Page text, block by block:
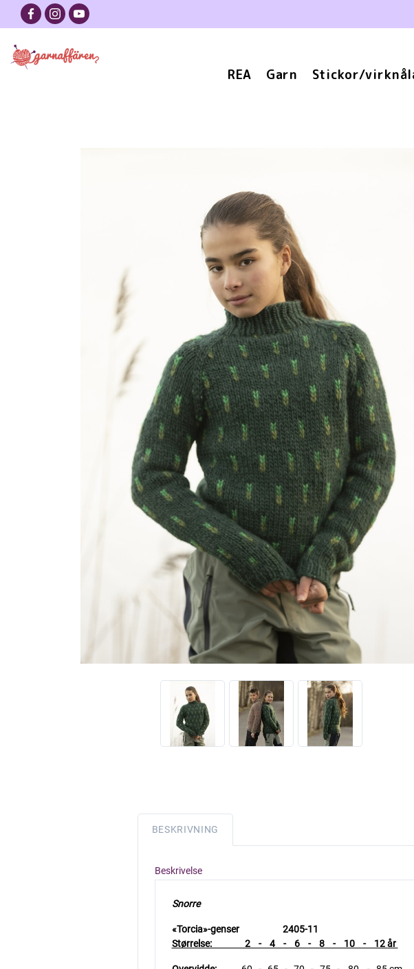
REA Garn Stickor/
BESKRIVNING
Beskrivelse
Snorre
«Torcia»-genser 2405-11
Størrelse: 2 - 4 - 6 - 8 - 10 - 12 år